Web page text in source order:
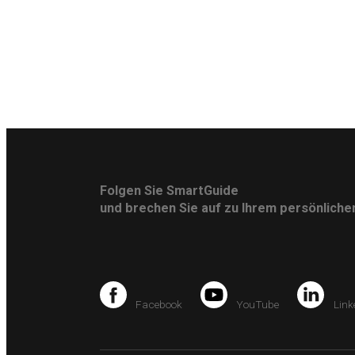
Folgen Sie SmartGuide
und brechen Sie auf zu Ihrem
Facebook YouTube